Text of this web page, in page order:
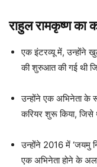
राहुल रामकृष्ण का
एक इंटरव्यू में, उन्होंने
की शुरुआत की गई थी
उन्होंने एक अभिनेता के
करियर शुरू किया, जिसे
उन्होंने 2016 में ‘जयमु
एक अभिनेता होने के